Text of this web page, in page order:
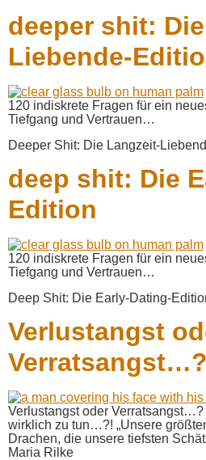
deeper shit:
Liebende-
120 indiskrete Fragen für ein
Tiefgang und Vertrauen…
Deeper Shit: Die Langzeit-
deep shit: Die
Edition
120 indiskrete Fragen für ein
Tiefgang und Vertrauen…
Deep Shit: Die Early-Dating-
Verlustangst
Verratsangst…?
Verlustangst oder
wirklich zu tun…?! „Unsere
Drachen, die unsere tiefsten
Maria